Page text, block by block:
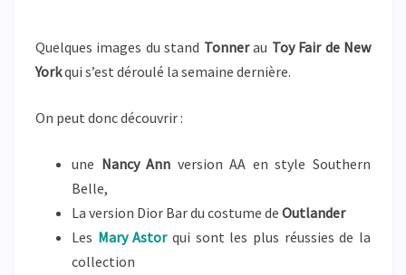
Quelques images du stand Tonnerau Toy Fair de New
Yorkqui s’est déroulé la semaine dernière.
On peut donc découvrir :
une Nancy Ann version AA en style Southern
Belle,
La version Dior Bar du costume de Outlander
Les Mary Astorqui sont les plus réussies de la
collection